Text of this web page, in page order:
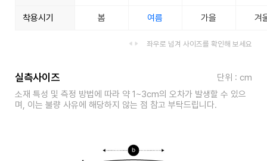
착용시기 봄 여름 가을 겨
좌우로 넘겨 사이즈를 확인해 보세요
실측사이즈
단위 : cm
소재 특성 및 측정 방법에 따라 약 1~3cm의 오차가 발생할 수 있으
며, 이는 불량 사유에 해당하지 않는 점 참고 부탁드립니다.